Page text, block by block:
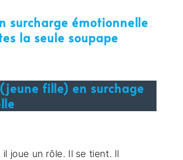
surcharge émotionnelle
la seule soupape
il joue un rôle. Il se tient. Il